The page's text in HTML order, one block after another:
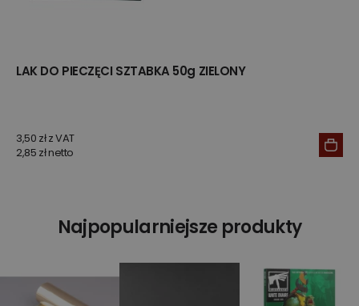
LAK DO PIECZĘCI SZTABKA 50g ZIELONY
3,50 zł z VAT
2,85 zł netto
Najpopularniejsze produkty